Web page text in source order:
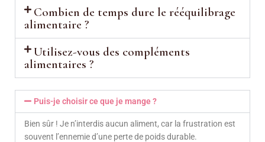
Combien de temps dure le rééquilibrage
alimentaire ?
Utilisez-vous des compléments
alimentaires ?
Puis-je choisir ce que je mange ?
Bien sûr ! Je n’interdis aucun aliment, car la frustration est
souvent l’ennemie d’une perte de poids durable.